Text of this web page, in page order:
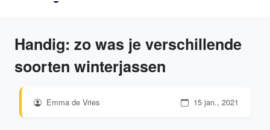
Handig: zo was je verschillende
soorten winterjassen
Emma de Vries 15 jan., 2021